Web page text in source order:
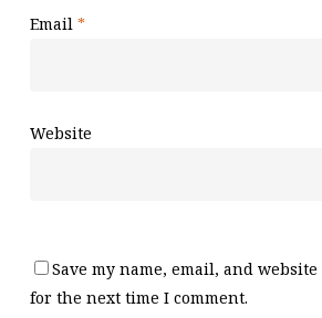
Email *
Website
Save my name, email, and
for the next time I comment.